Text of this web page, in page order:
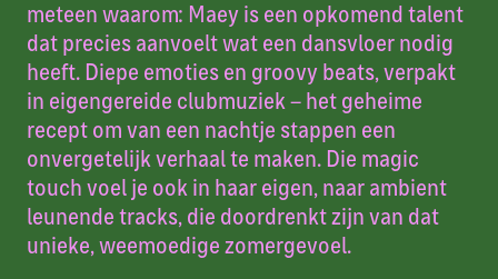
meteen waarom: Maey is een opkomend talent
dat precies aanvoelt wat een dansvloer nodig
heeft. Diepe emoties en groovy beats, verpakt
in eigengereide clubmuziek – het geheime
recept om van een nachtje stappen een
onvergetelijk verhaal te maken. Die magic
touch voel je ook in haar eigen, naar ambient
leunende tracks, die doordrenkt zijn van dat
unieke, weemoedige zomergevoel.